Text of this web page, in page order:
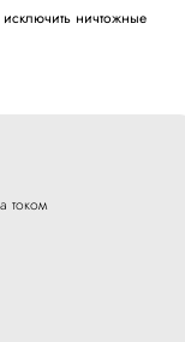
ничтожные
током